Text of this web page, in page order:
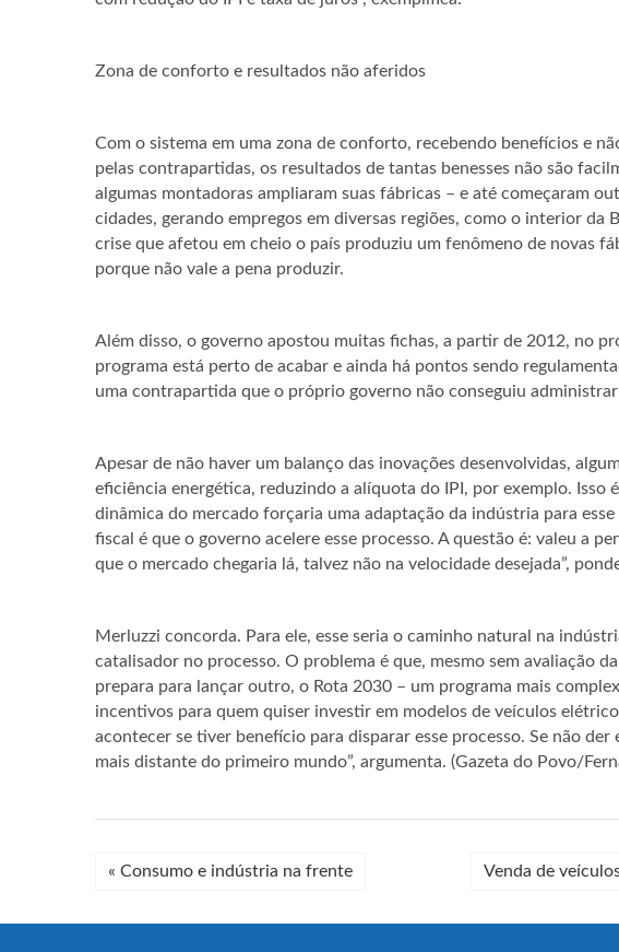
Zona de conforto e resultados não aferidos
Com o sistema em uma zona de conforto, recebendo benefícios e
pelas contrapartidas, os resultados de tantas benesses não são
algumas montadoras ampliaram suas fábricas – e até começaram
cidades, gerando empregos em diversas regiões, como o interior da
crise que afetou em cheio o país produziu um fenômeno de novas
porque não vale a pena produzir.
Além disso, o governo apostou muitas fichas, a partir de 2012, no
programa está perto de acabar e ainda há pontos sendo
uma contrapartida que o próprio governo não conseguiu
Apesar de não haver um balanço das inovações desenvolvidas,
eficiência energética, reduzindo a alíquota do IPI, por exemplo. Isso
dinâmica do mercado forçaria uma adaptação da indústria para
fiscal é que o governo acelere esse processo. A questão é: valeu a
que o mercado chegaria lá, talvez não na velocidade desejada”,
Merluzzi concorda. Para ele, esse seria o caminho natural na
catalisador no processo. O problema é que, mesmo sem avaliação
prepara para lançar outro, o Rota 2030 – um programa mais
incentivos para quem quiser investir em modelos de veículos
acontecer se tiver benefício para disparar esse processo. Se não der
mais distante do primeiro mundo”, argumenta. (Gazeta do Povo/
« Consumo e indústria na frente Venda de